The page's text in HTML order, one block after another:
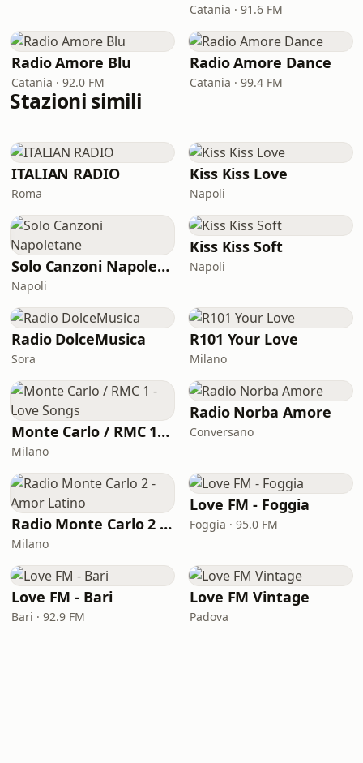
Catania · 91.6 FM
Radio Amore Blu
Catania · 92.0 FM
Radio Amore Dance
Catania · 99.4 FM
Stazioni simili
ITALIAN RADIO
Roma
Kiss Kiss Love
Napoli
Solo Canzoni Napoletane
Napoli
Kiss Kiss Soft
Napoli
Radio DolceMusica
Sora
R101 Your Love
Milano
Monte Carlo / RMC 1 - Love Songs
Milano
Radio Norba Amore
Conversano
Radio Monte Carlo 2 - Amor Latino
Milano
Love FM - Foggia
Foggia · 95.0 FM
Love FM - Bari
Bari · 92.9 FM
Love FM Vintage
Padova